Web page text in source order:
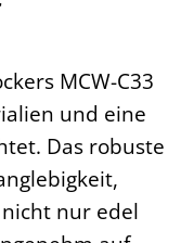
MCW-C33
und eine
Das robuste
nur edel